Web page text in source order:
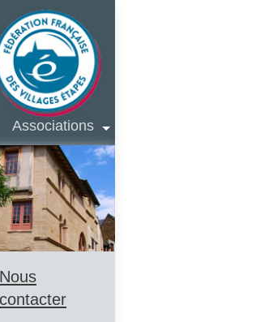
Associations
Nous
contacter